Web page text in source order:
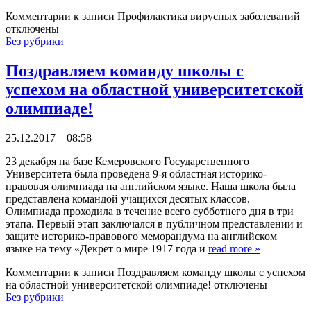
Комментарии к записи Профилактика вирусных заболеваний
отключены
Без рубрики
Поздравляем команду школы с
успехом на областной университетской
олимпиаде!
25.12.2017 – 08:58
23 декабря на базе Кемеровского Государственного
Университета была проведена 9-я областная историко-
правовая олимпиада на английском языке. Наша школа была
представлена командой учащихся десятых классов.
Олимпиада проходила в течение всего субботнего дня в три
этапа. Первый этап заключался в публичном представлении и
защите историко-правового меморандума на английском
языке на тему «Декрет о мире 1917 года и read more »
Комментарии к записи Поздравляем команду школы с успехом
на областной университетской олимпиаде! отключены
Без рубрики